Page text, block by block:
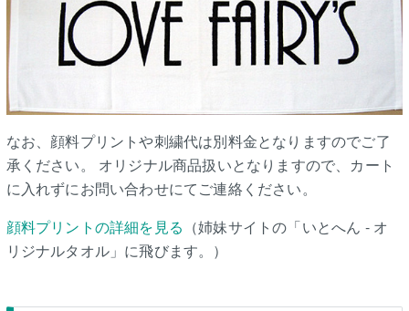
なお、顔料プリントや刺繍代は別料金となりますのでご了
承ください。 オリジナル商品扱いとなりますので、カート
に入れずにお問い合わせにてご連絡ください。
顔料プリントの詳細を見る （姉妹サイトの「いとへん - オ
リジナルタオル」に飛びます。）